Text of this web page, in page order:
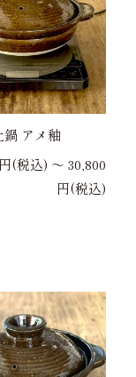
アメ釉
(税込) 〜 30,800
円(税込)